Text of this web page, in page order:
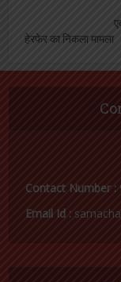
हेरफेर का निकला मामला
Contact Number :
Email Id :